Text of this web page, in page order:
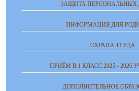
ЗАЩИТА
ИНФОРМАЦИЯ ДЛЯ
ОХРАНА ТРУДА
ПРИЁМ В 1 КЛАСС 2025 - 2026
ДОПОЛНИТЕЛЬНОЕ